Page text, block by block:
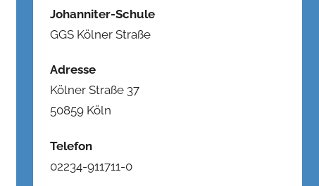
Johanniter-Schule
GGS Kölner Straße
Adresse
Kölner Straße 37
50859 Köln
Telefon
02234-911711-0